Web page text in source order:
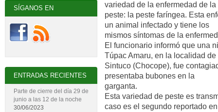
variedad de la enfermedad de la
peste: la peste faríngea. Esta
un animal infectado y tiene los
mismos síntomas de la
El funcionario informó que una
Túpac Amaru, en la localidad de
Sintuco (Chocope), fue
presentaba bubones en la
garganta.
Esta variedad de peste es
caso es el segundo reportado
SÍGANOS EN
ENTRADAS RECIENTES
Parte de cierre del día 29 de
junio a las 12 de la noche
30/06/2023